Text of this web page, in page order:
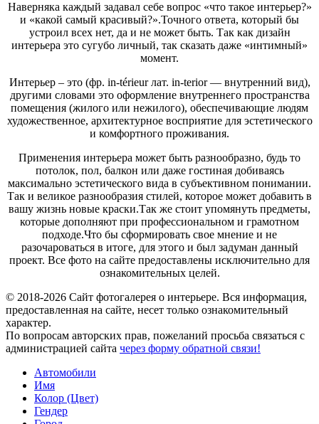
Наверняка каждый задавал себе вопрос «что такое интерьер?»
и «какой самый красивый?».Точного ответа, который бы
устроил всех нет, да и не может быть. Так как дизайн
интерьера это сугубо личный, так сказать даже «интимный»
момент.
Интерьер – это (фр. in-térieur лат. in-terior — внутренний вид),
другими словами это оформление внутреннего пространства
помещения (жилого или нежилого), обеспечивающие людям
художественное, архитектурное восприятие для эстетического
и комфортного проживания.
Применения интерьера может быть разнообразно, будь то
потолок, пол, балкон или даже гостиная добиваясь
максимально эстетического вида в субъективном понимании.
Так и великое разнообразия стилей, которое может добавить в
вашу жизнь новые краски.Так же стоит упомянуть предметы,
которые дополняют при профессиональном и грамотном
подходе.Что бы сформировать свое мнение и не
разочароваться в итоге, для этого и был задуман данный
проект. Все фото на сайте предоставлены исключительно для
ознакомительных целей.
© 2018-2026 Сайт фотогалерея о интерьере. Вся информация,
предоставленная на сайте, несет только ознакомительный
характер.
По вопросам авторских прав, пожеланий просьба связаться с
администрацией сайта через форму обратной связи!
Автомобили
Имя
Колор (Цвет)
Гендер